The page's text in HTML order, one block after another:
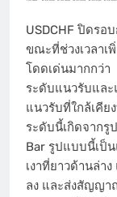
USDCHF ปิดรอ
ขณะที่ช่วงเวลาเ
โดดเด่นมากกว่า
ระดับแนวรับแล
แนวรับที่ใกล้เคีย
ระดับนี้เกิดจากรู
Bar รูปแบบนี้เป็
เงาที่ยาวด้านล่า
ลง และส่งสัญญา